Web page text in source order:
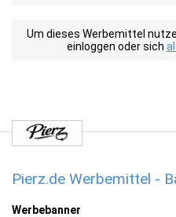
Um dieses Werbemittel
einloggen oder sich
Pierz.de Werbemittel -
Werbebanner